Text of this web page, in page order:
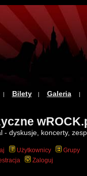
Bilety| Galeria|
- dyskusje, koncerty,
Użytkownicy
Grupy
Zaloguj